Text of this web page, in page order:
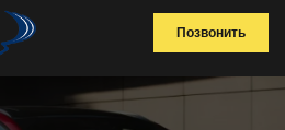
Позвонить